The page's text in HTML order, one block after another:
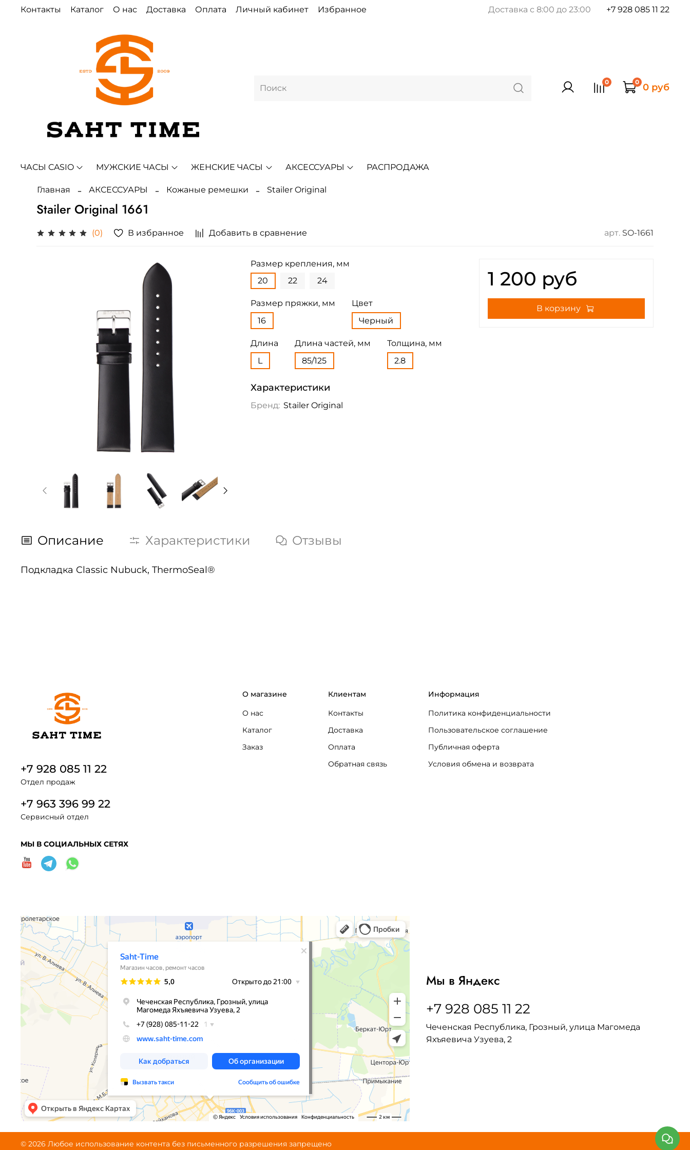
Контакты Каталог О нас Доставка Оплата Личный кабинет Избранное Доставка с 8:00 до 23:00 +7 928 085 11 22
0 0 0 руб
ЧАСЫ CASIO МУЖСКИЕ ЧАСЫ ЖЕНСКИЕ ЧАСЫ АКСЕССУАРЫ РАСПРОДАЖА
Главная АКСЕССУАРЫ Кожаные ремешки Stailer Original
Stailer Original 1661
(0) В избранное Добавить в сравнение арт. SO-1661
Размер крепления, мм
20
22 24
Размер пряжки, мм
16
Цвет
Черный
Длина
L
Длина частей, мм
85/125
Толщина, мм
2.8
Характеристики
Бренд: Stailer Original
1 200 руб
В корзину
Описание Характеристики Отзывы
Подкладка Classic Nubuck, ThermoSeal®
О магазине
О нас
Каталог
Заказ
Клиентам
Контакты
Доставка
Оплата
Обратная связь
Информация
Политика конфиденциальности
Пользовательское соглашение
Публичная оферта
Условия обмена и возврата
+7 928 085 11 22
Отдел продаж
+7 963 396 99 22
Сервисный отдел
МЫ В СОЦИАЛЬНЫХ СЕТЯХ
Мы в Яндекс
+7 928 085 11 22
Чеченская Республика, Грозный, улица Магомеда
Яхъяевича Узуева, 2
© 2026 Любое использование контента без письменного разрешения запрещено